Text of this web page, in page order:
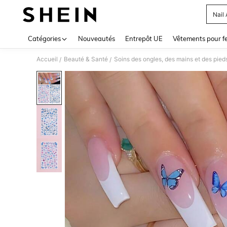
Nail
Catégories Nouveautés Entrepôt UE Vêtements pour
Accueil / Beauté & Santé / Soins des ongles, des mains et des